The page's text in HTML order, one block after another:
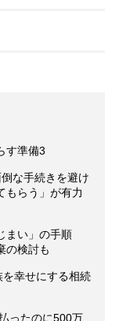
す準備3
な手続きを避け
もらう」が有力
まい」の手順
の検討も
を幸せにする相続
ったのに500万